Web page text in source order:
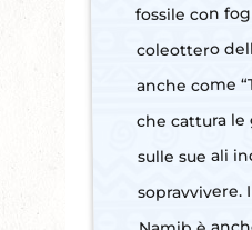
fossile con
coleottero
anche come
che cattura
sulle sue ali
sopravvivere.